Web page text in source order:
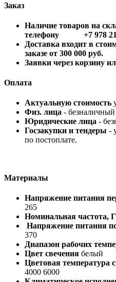
Заказ
Наличие товаров на
телефону +7 978
Доставка входит в
заказе от 300 000 руб.
Заявки через корзину
Оплата
Актуальную стоимость
Физ. лица - безналичный
Юридические лица -
Госзакупки и тендеры -
по постоплате.
Материалы
Напряжение питания
265
Номинальная частота,
Напряжение питания
370
Диапазон рабочих
Цвет свечения белый
Цветовая температура
4000 6000